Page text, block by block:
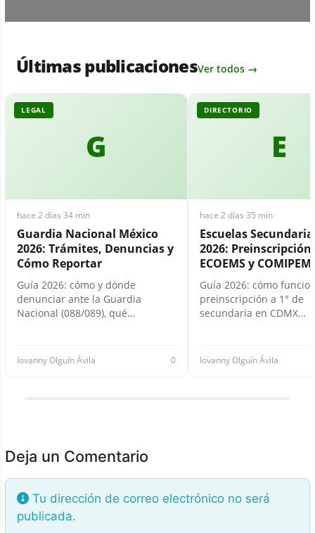
Últimas publicacionesVer todos →
G
LEGAL
hace 2 días·34 min
Guardia Nacional México
2026: Trámites, Denuncias y
Cómo Reportar
Guía 2026: cómo y dónde
denunciar ante la Guardia
Nacional (088/089), qué…
Iovanny Olguín Ávila 0
E
DIRECTORIO
hace 2 días·35 min
Escuelas
2026: Preinscripción,
ECOEMS y
Guía 2026: cómo
preinscripción a 1° de
secundaria en CDMX…
Iovanny Olguín Ávila
Deja un Comentario
Tu dirección de correo electrónico no será
publicada.